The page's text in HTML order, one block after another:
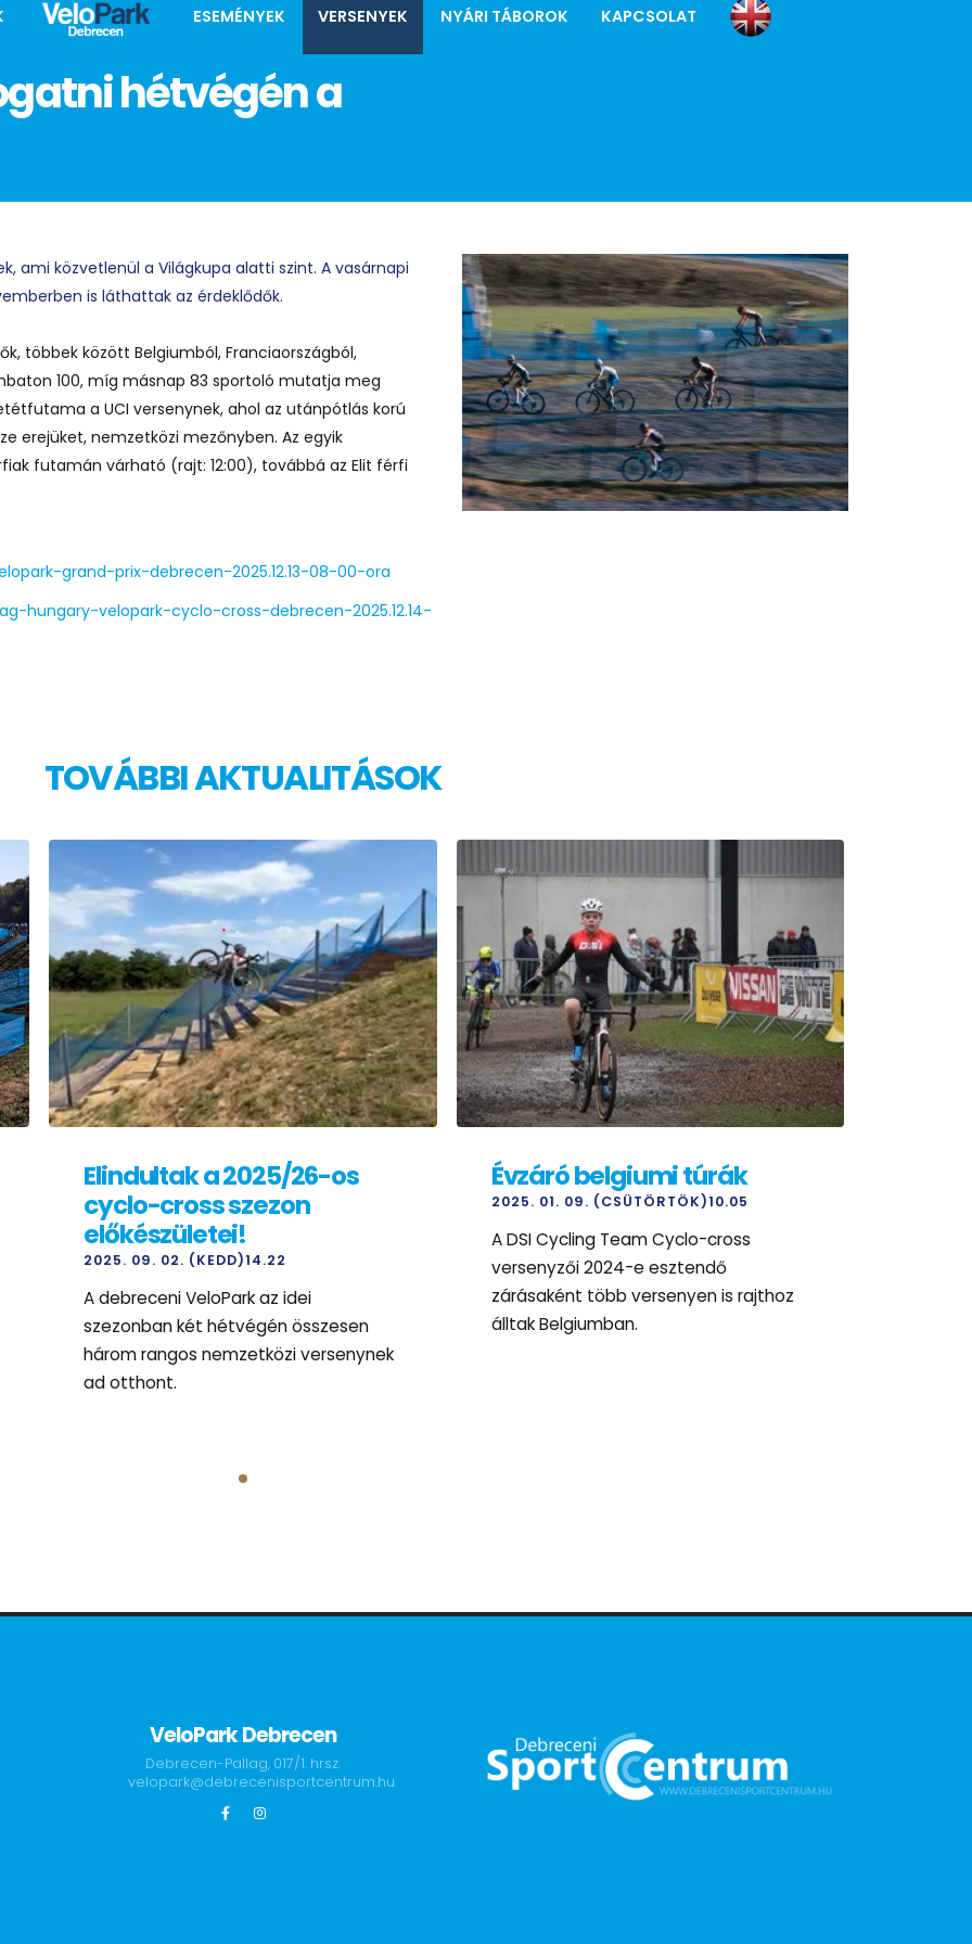
ESEMÉNYEK VERSENYEK NYÁRI TÁBOROK KAPCSOLAT
hétvégén a
ami közvetlenül a Világkupa alatti szint. A vasárnapi
is láthattak az érdeklődők.
többek között Belgiumból, Franciaországból,
100, míg másnap 83 sportoló mutatja meg
a UCI versenynek, ahol az utánpótlás korú
erejüket, nemzetközi mezőnyben. Az egyik
futamán várható (rajt: 12:00), továbbá az Elit férfi
grand-prix-debrecen-2025.12.13-08-00-ora
hungary-velopark-cyclo-cross-debrecen-2025.12.14-
TOVÁBBI AKTUALITÁSOK
Elindultak a 2025/26-os
cyclo-cross szezon
előkészületei!
2025. 09. 02. (KEDD)14.22
A debreceni VeloPark az idei
szezonban két hétvégén összesen
három rangos nemzetközi versenynek
ad otthont.
Évzáró belgiumi túrák
2025. 01. 09. (CSÜTÖRTÖK)10.05
A DSI Cycling Team Cyclo-cross
versenyzői 2024-e esztendő
zárásaként több versenyen is rajthoz
álltak Belgiumban.
VeloPark Debrecen
Debrecen-Pallag, 017/1. hrsz.
velopark@debrecenisportcentrum.hu